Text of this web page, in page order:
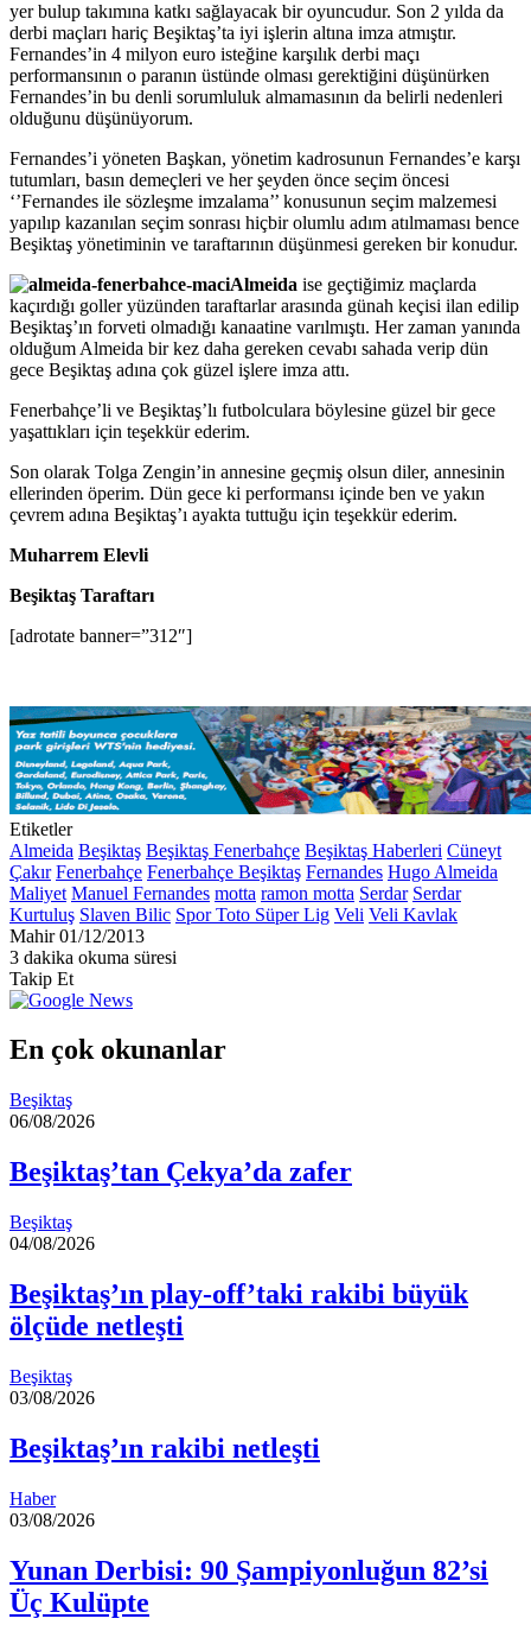
yer bulup takımına katkı sağlayacak bir oyuncudur. Son 2 yılda da
derbi maçları hariç Beşiktaş’ta iyi işlerin altına imza atmıştır.
Fernandes’in 4 milyon euro isteğine karşılık derbi maçı
performansının o paranın üstünde olması gerektiğini düşünürken
Fernandes’in bu denli sorumluluk almamasının da belirli nedenleri
olduğunu düşünüyorum.
Fernandes’i yöneten Başkan, yönetim kadrosunun Fernandes’e karşı
tutumları, basın demeçleri ve her şeyden önce seçim öncesi
‘’Fernandes ile sözleşme imzalama’’ konusunun seçim malzemesi
yapılıp kazanılan seçim sonrası hiçbir olumlu adım atılmaması bence
Beşiktaş yönetiminin ve taraftarının düşünmesi gereken bir konudur.
Almeida ise geçtiğimiz maçlarda
kaçırdığı goller yüzünden taraftarlar arasında günah keçisi ilan edilip
Beşiktaş’ın forveti olmadığı kanaatine varılmıştı. Her zaman yanında
olduğum Almeida bir kez daha gereken cevabı sahada verip dün
gece Beşiktaş adına çok güzel işlere imza attı.
Fenerbahçe’li ve Beşiktaş’lı futbolculara böylesine güzel bir gece
yaşattıkları için teşekkür ederim.
Son olarak Tolga Zengin’in annesine geçmiş olsun diler, annesinin
ellerinden öperim. Dün gece ki performansı içinde ben ve yakın
çevrem adına Beşiktaş’ı ayakta tuttuğu için teşekkür ederim.
Muharrem Elevli
Beşiktaş Taraftarı
[adrotate banner=”312″]
Etiketler
Almeida Beşiktaş Beşiktaş Fenerbahçe Beşiktaş Haberleri Cüneyt
Çakır Fenerbahçe Fenerbahçe Beşiktaş Fernandes Hugo Almeida
Maliyet Manuel Fernandes motta ramon motta Serdar Serdar
Kurtuluş Slaven Bilic Spor Toto Süper Lig Veli Veli Kavlak
Mahir Bir
e-
posta
göndermek
01/12/2013
3 dakika okuma süresi
Takip Et
En çok okunanlar
Beşiktaş
06/08/2026
Beşiktaş’tan Çekya’da zafer
Beşiktaş
04/08/2026
Beşiktaş’ın play-off’taki rakibi büyük
ölçüde netleşti
Beşiktaş
03/08/2026
Beşiktaş’ın rakibi netleşti
Haber
03/08/2026
Yunan Derbisi: 90 Şampiyonluğun 82’si
Üç Kulüpte